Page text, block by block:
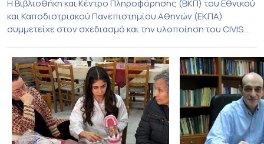
Η Βιβλιοθήκη και Κέντρο Πληροφόρησης (ΒΚΠ) του Εθνικού
και Καποδιστριακού Πανεπιστημίου Αθηνών (ΕΚΠΑ)
συμμετείχε στον σχεδιασμό και την υλοποίηση του CIVIS
Libraries and Participatory Culture” (IMOTION), το οποίο
πραγματοποιήθηκε με διαδικτυακές και δια ζώσης
εκπαιδευτικές δράσεις από τις 3 Ιουνίου έως τις 10 Ιουλίου
2026. Το πρόγραμμα αποτελεί […]